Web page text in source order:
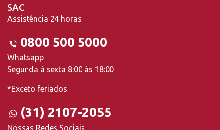
SAC
Assistência 24 horas
0800 500 5000
Whatsapp
Segunda à sexta 8:00 às 18:00
*Exceto feriados
(31) 2107-2055
Nossas Redes Sociais